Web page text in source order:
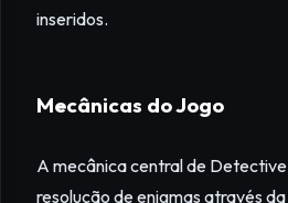
inseridos.
Mecânicas do Jogo
A mecânica central de
resolução de enigmas através